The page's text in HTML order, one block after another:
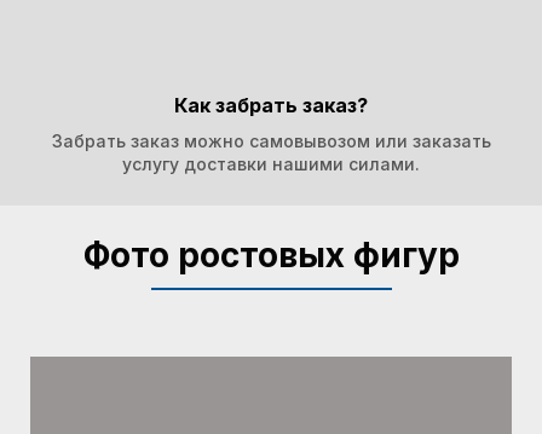
Как забрать заказ?
Забрать заказ можно самовывозом или заказать
услугу доставки нашими силами.
Фото ростовых фигур